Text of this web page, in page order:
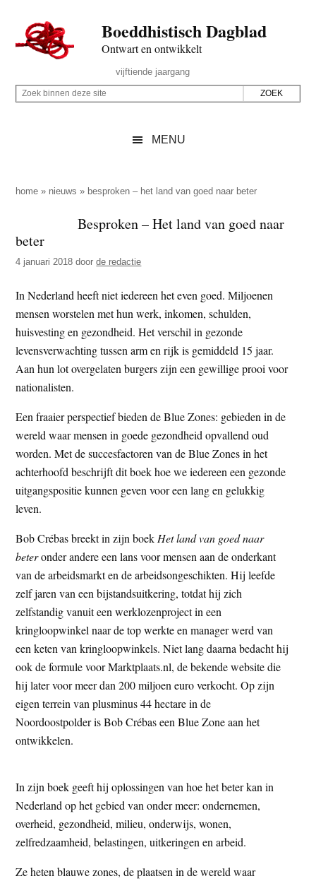
naar
de
inhoud
secondary
naar
de
sidebar
naar
de
Boeddhistisch Dagblad
Ontwart en ontwikkelt
Rechts
vijftiende jaargang
Z
p
e
z
e
s
i
t
e
Z
i
e
n
e
z
e
s
i
t
MENU
home » nieuws » besproken – het land van goed naar beter
Besproken – Het land van goed naar
beter
4 januari 2018 doorde redactie
In Nederland heeft niet iedereen het even goed. Miljoenen
mensen worstelen met hun werk, inkomen, schulden,
huisvesting en gezondheid. Het verschil in gezonde
levensverwachting tussen arm en rijk is gemiddeld 15 jaar.
Aan hun lot overgelaten burgers zijn een gewillige prooi voor
nationalisten.
Een fraaier perspectief bieden de Blue Zones: gebieden in de
wereld waar mensen in goede gezondheid opvallend oud
worden. Met de succesfactoren van de Blue Zones in het
achterhoofd beschrijft dit boek hoe we iedereen een gezonde
uitgangspositie kunnen geven voor een lang en gelukkig
leven.
Bob Crébas breekt in zijn boek Het land van goed naar
beteronder andere een lans voor mensen aan de onderkant
van de arbeidsmarkt en de arbeidsongeschikten. Hij leefde
zelf jaren van een bijstandsuitkering, totdat hij zich
zelfstandig vanuit een werklozenproject in een
kringloopwinkel naar de top werkte en manager werd van
een keten van kringloopwinkels. Niet lang daarna bedacht hij
ook de formule voor Marktplaats.nl, de bekende website die
hij later voor meer dan 200 miljoen euro verkocht. Op zijn
eigen terrein van plusminus 44 hectare in de
Noordoostpolder is Bob Crébas een Blue Zone aan het
ontwikkelen.
In zijn boek geeft hij oplossingen van hoe het beter kan in
Nederland op het gebied van onder meer: ondernemen,
overheid, gezondheid, milieu, onderwijs, wonen,
zelfredzaamheid, belastingen, uitkeringen en arbeid.
Ze heten blauwe zones, de plaatsen in de wereld waar